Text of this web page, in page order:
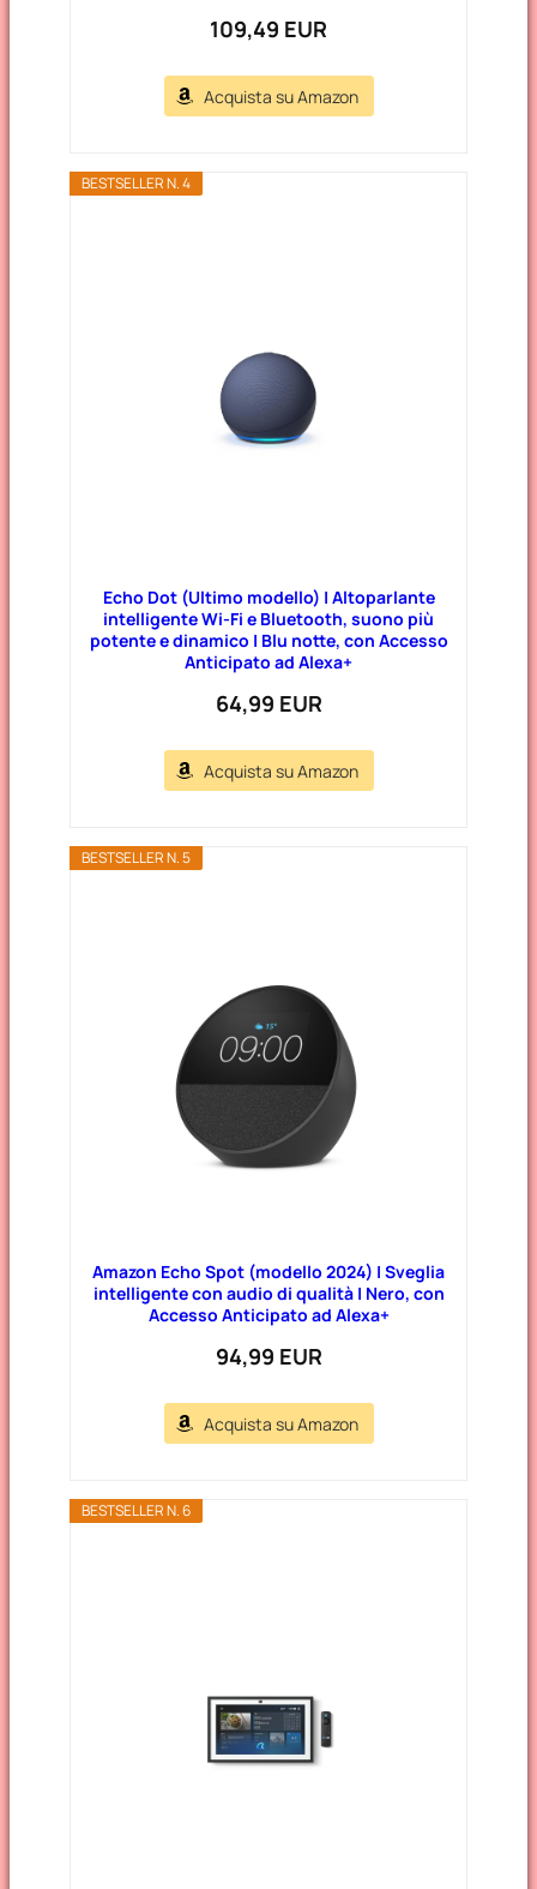
109,49 EUR
Acquista su Amazon
BESTSELLER N. 4
Echo Dot (Ultimo modello) | Altoparlante
intelligente Wi-Fi e Bluetooth, suono più
potente e dinamico | Blu notte, con Accesso
Anticipato ad Alexa+
64,99 EUR
Acquista su Amazon
BESTSELLER N. 5
Amazon Echo Spot (modello 2024) | Sveglia
intelligente con audio di qualità | Nero, con
Accesso Anticipato ad Alexa+
94,99 EUR
Acquista su Amazon
BESTSELLER N. 6